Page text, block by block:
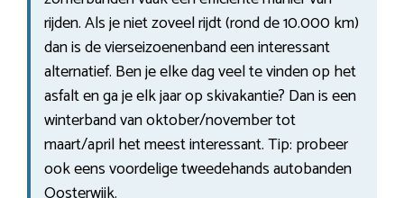
rijden. Als je niet zoveel rijdt (rond de 10.000 km)
dan is de vierseizoenenband een interessant
alternatief. Ben je elke dag veel te vinden op het
asfalt en ga je elk jaar op skivakantie? Dan is een
winterband van oktober/november tot
maart/april het meest interessant. Tip: probeer
ook eens voordelige tweedehands autobanden